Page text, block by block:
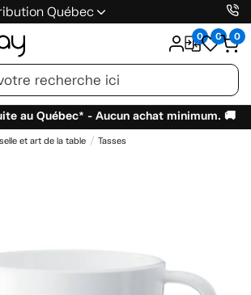
Québec
0 0 0
au Québec* - Aucun achat minimum. 🚚
et art de la table Tasses